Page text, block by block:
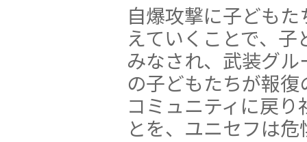
自爆攻撃に子ども
えていくことで、
みなされ、武装グ
の子どもたちが報
コミュニティに戻
とを、ユニセフは